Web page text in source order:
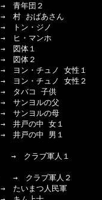
団２
おばあさん
ン・ジノ
・マンホ
体１
図体２
ン・チュノ 女性１
チュノ 女性２
バコ 子供
ンヨルの父
ンヨルの母
戸の中 女１
戸の中 男１
ラブ軍人１
ラブ軍人２
たいまつ人民軍